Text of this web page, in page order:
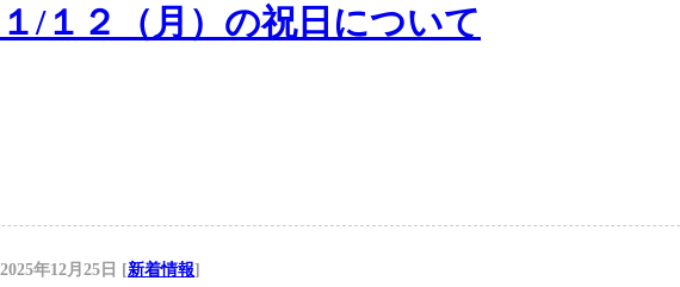
１/１２（月）の祝日について
2025年12月25日 [新着情報]